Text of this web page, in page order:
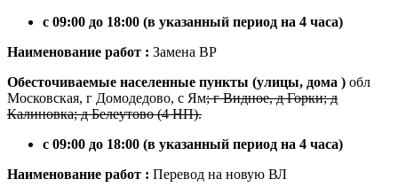
с 09:00 до 18:00 (в указанный период на 4 часа)
Наименование работ : Замена ВР
Обесточиваемые населенные пункты (улицы, дома ) обл
Московская, г Домодедово, с Ям; г Видное, д Горки; д
Калиновка; д Белеутово (4 НП).
с 09:00 до 18:00 (в указанный период на 4 часа)
Наименование работ : Перевод на новую ВЛ